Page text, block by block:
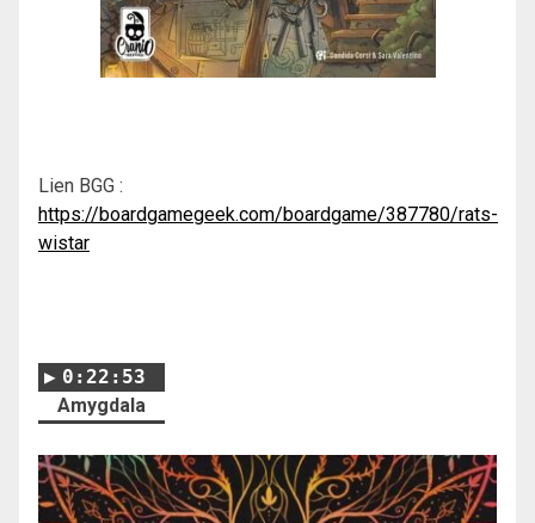
Lien BGG :
https://boardgamegeek.com/boardgame/387780/rats-
wistar
0:22:53
Amygdala